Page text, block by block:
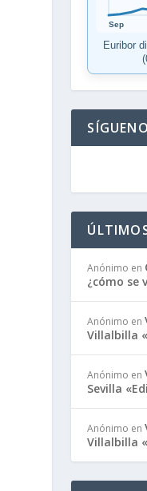
Sep
Euribor
Anónimo en
¿cómo se
Anónimo en
Villalbilla
Anónimo en
Sevilla
Anónimo en
Villalbilla